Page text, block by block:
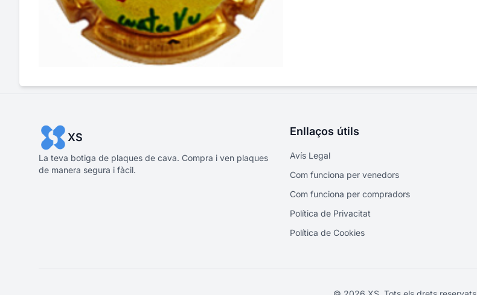
XS
La teva botiga de plaques de cava. Compra i ven plaques
de manera segura i fàcil.
Enllaços útils
Avís Legal
Com funciona per venedors
Com funciona per compradors
Política de Privacitat
Política de Cookies